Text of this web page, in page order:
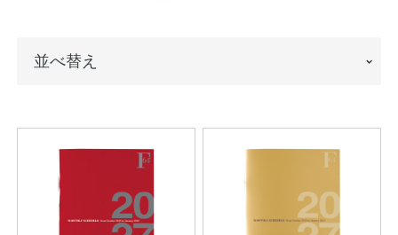
工場フォトツアー
え
並べ替え